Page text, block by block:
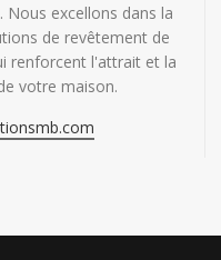
Nous excellons dans la
de revêtement de
renforcent l'attrait et la
votre maison.